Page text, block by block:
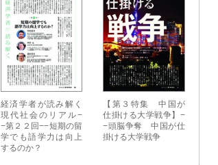
経済学者が読み解く
現代社会のリアル−
−第２２回−−短期の留
学でも語学力は向上
するのか？
【第３特集 中国が
仕掛ける大学戦争】−
−頭脳争奪 中国が仕
掛ける大学戦争